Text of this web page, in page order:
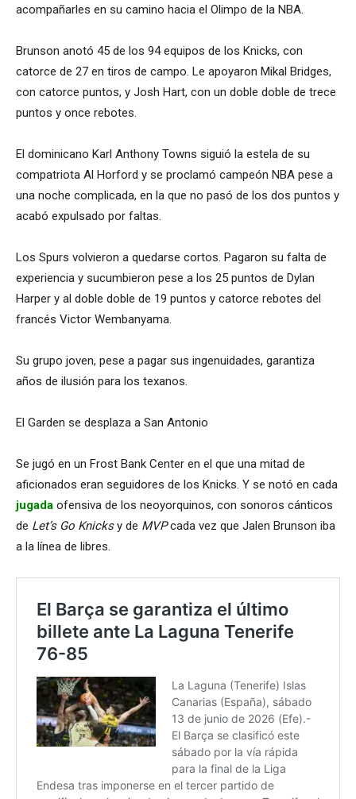
acompañarles en su camino hacia el Olimpo de la NBA.
Brunson anotó 45 de los 94 equipos de los Knicks, con
catorce de 27 en tiros de campo. Le apoyaron Mikal Bridges,
con catorce puntos, y Josh Hart, con un doble doble de trece
puntos y once rebotes.
El dominicano Karl Anthony Towns siguió la estela de su
compatriota Al Horford y se proclamó campeón NBA pese a
una noche complicada, en la que no pasó de los dos puntos y
acabó expulsado por faltas.
Los Spurs volvieron a quedarse cortos. Pagaron su falta de
experiencia y sucumbieron pese a los 25 puntos de Dylan
Harper y al doble doble de 19 puntos y catorce rebotes del
francés Victor Wembanyama.
Su grupo joven, pese a pagar sus ingenuidades, garantiza
años de ilusión para los texanos.
El Garden se desplaza a San Antonio
Se jugó en un Frost Bank Center en el que una mitad de
aficionados eran seguidores de los Knicks. Y se notó en cada
jugada ofensiva de los neoyorquinos, con sonoros cánticos
de Let’s Go Knicksy de MVPcada vez que Jalen Brunson iba
a la línea de libres.